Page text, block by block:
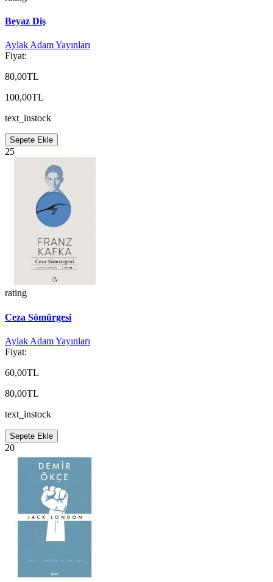
Beyaz Diş
Aylak Adam Yayınları
Fiyat:
80,00TL
100,00TL
text_instock
Sepete Ekle
25
rating
Ceza Sömürgesi
Aylak Adam Yayınları
Fiyat:
60,00TL
80,00TL
text_instock
Sepete Ekle
20